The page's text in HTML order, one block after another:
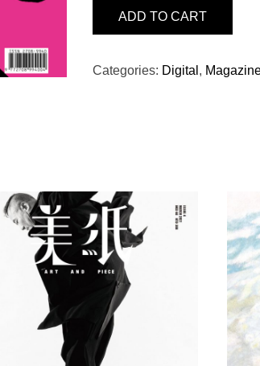
謝
ADD TO CART
Categories: Digital ,